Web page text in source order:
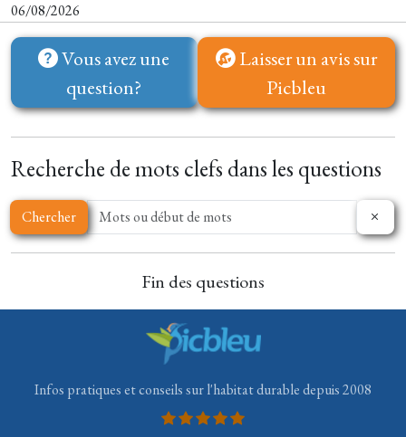
06/08/2026
Vous avez une
question?
Laisser un avis sur
Picbleu
Recherche de mots clefs dans les questions
Chercher
Fin des questions
Infos pratiques et conseils sur l'habitat durable depuis 2008